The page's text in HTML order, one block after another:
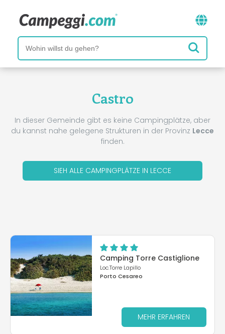
Castro
In dieser Gemeinde gibt es keine Campingplätze, aber
du kannst nahe gelegene Strukturen in der Provinz Lecce
finden.
SIEH ALLE CAMPINGPLÄTZE IN LECCE
Camping Torre Castiglione
Loc.Torre Lapillo
Porto Cesareo
MEHR ERFAHREN